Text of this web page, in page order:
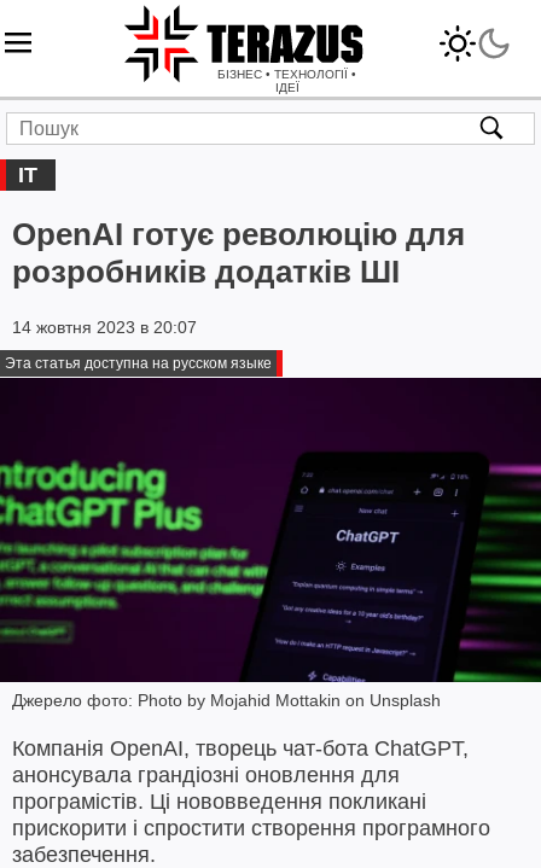
БІЗНЕС • ТЕХНОЛОГІЇ •
ІДЕЇ
IT
OpenAI готує революцію для
розробників додатків ШІ
14 жовтня 2023 в 20:07
Эта статья доступна на русском языке
Джерело фото: Photo by Mojahid Mottakin on Unsplash
Компанія OpenAI, творець чат-бота ChatGPT,
анонсувала грандіозні оновлення для
програмістів. Ці нововведення покликані
прискорити і спростити створення програмного
забезпечення.